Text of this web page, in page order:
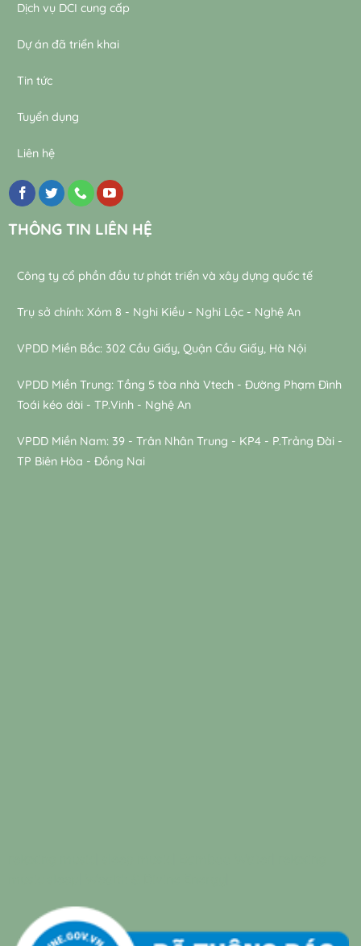
Dịch vụ DCI cung cấp
Dự án đã triển khai
Tin tức
Tuyển dụng
Liên hệ
THÔNG TIN LIÊN HỆ
Công ty cổ phần đầu tư phát triển và xây dựng quốc tế
Trụ sở chính: Xóm 8 - Nghi Kiều - Nghi Lộc - Nghệ An
VPDD Miền Bắc: 302 Cầu Giấy, Quận Cầu Giấy, Hà Nội
VPDD Miền Trung: Tầng 5 tòa nhà Vtech - Đường Phạm Đình
Toái kéo dài - TP.Vinh - Nghệ An
VPDD Miền Nam: 39 - Trân Nhân Trung - KP4 - P.Trảng Đài -
TP Biên Hòa - Đồng Nai